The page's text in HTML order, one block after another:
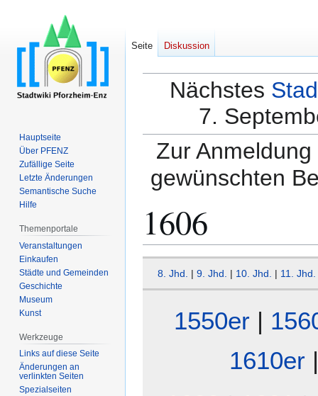
Nächstes
7.
Zur
gewünschten
1606
Navigation
Suche
8. Jhd. | 9. Jhd. | 10. Jhd. | 11. Jhd.
1550er |
1610er
Seite Diskussion
Hauptseite
Über PFENZ
Zufällige Seite
Letzte Änderungen
Semantische Suche
Hilfe
Themenportale
Veranstaltungen
Einkaufen
Städte und Gemeinden
Geschichte
Museum
Kunst
Werkzeuge
Links auf diese Seite
Änderungen an
verlinkten Seiten
Spezialseiten